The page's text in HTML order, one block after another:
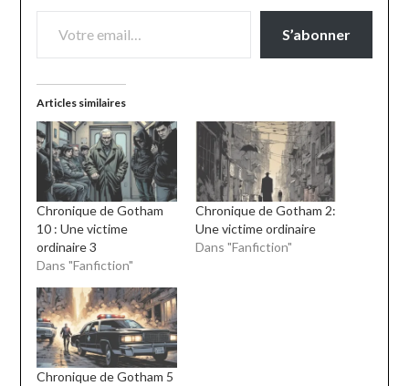
VOTRE EMAIL…
S’abonner
Articles similaires
Chronique de Gotham
10 : Une victime
ordinaire 3
Dans "Fanfiction"
Chronique de Gotham 2:
Une victime ordinaire
Dans "Fanfiction"
Chronique de Gotham 5